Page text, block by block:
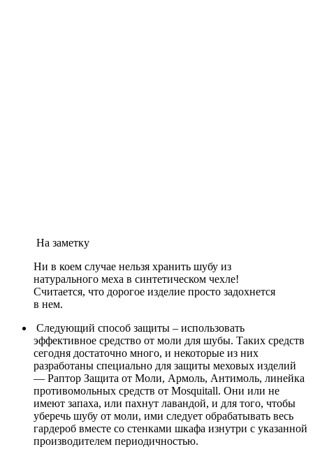
На заметку
Ни в коем случае нельзя хранить шубу из
натурального меха в синтетическом чехле!
Считается, что дорогое изделие просто задохнется
в нем.
Следующий способ защиты – использовать
эффективное средство от моли для шубы. Таких средств
сегодня достаточно много, и некоторые из них
разработаны специально для защиты меховых изделий
— Раптор Защита от Моли, Армоль, Антимоль, линейка
противомольных средств от Mosquitall. Они или не
имеют запаха, или пахнут лавандой, и для того, чтобы
уберечь шубу от моли, ими следует обрабатывать весь
гардероб вместе со стенками шкафа изнутри с указанной
производителем периодичностью.